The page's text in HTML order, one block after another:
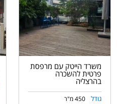
משרד הייטק עם מרפסת
פרטית להשכרה
בהרצליה
גודל 450 מ"ר